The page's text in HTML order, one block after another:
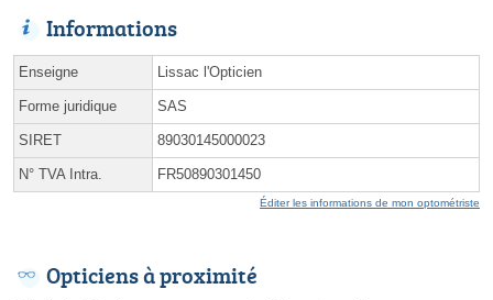
Informations
Enseigne Lissac l'Opticien
Forme juridique SAS
SIRET 89030145000023
N° TVA Intra. FR50890301450
Éditer les informations de mon optométriste
Opticiens à proximité